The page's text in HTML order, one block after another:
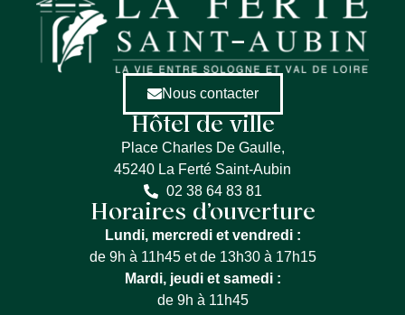
Nous contacter
Hôtel de ville
Place Charles De Gaulle,
45240 La Ferté Saint-Aubin
02 38 64 83 81
Horaires d’ouverture
Lundi, mercredi et vendredi :
de 9h à 11h45 et de 13h30 à 17h15
Mardi, jeudi et samedi :
de 9h à 11h45